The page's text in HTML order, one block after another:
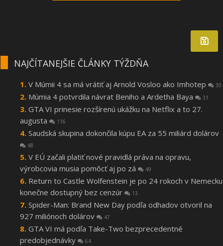
NAJČÍTANEJŠIE ČLÁNKY TÝŽDŇA
V Múmii 4 sa má vrátiť aj Arnold Vosloo ako Imhotep 30
Múmia 4 potvrdila návrat Beniho a Ardetha Baya 31
GTA VI prinesie rozšírenú ukážku na Netflix a to 27.
augusta
116
Saudská skupina dokončila kúpu EA za 55 miliárd dolárov
48
V EÚ začali platiť nové pravidlá práva na opravu,
výrobcovia musia pomôcť aj po zá
49
Return to Castle Wolfenstein je po 24 rokoch v Nemecku
konečne dostupný bez cenzúr
13
Spider-Man: Brand New Day podľa odhadov otvoril na
927 miliónoch dolárov
47
GTA VI má podľa Take-Two bezprecedentné
predobjednávky
64